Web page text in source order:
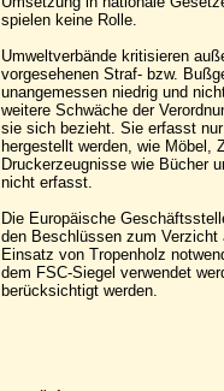
spielen keine Rolle.
Umweltverbände kritisieren
vorgesehenen Straf- bzw.
unangemessen niedrig und
weitere Schwäche der
sie sich bezieht. Sie erfasst
hergestellt werden, wie Möbel,
Druckerzeugnisse wie Bücher
nicht erfasst.
Die Europäische
den Beschlüssen zum
Einsatz von Tropenholz
dem FSC-Siegel verwendet
berücksichtigt werden.